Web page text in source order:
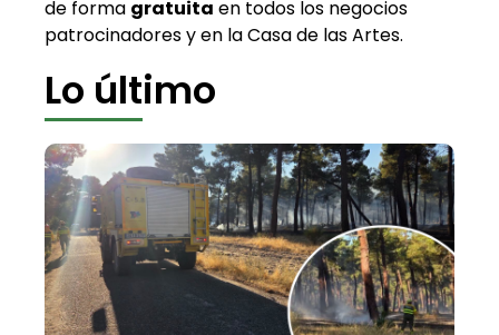
de forma gratuita en todos los negocios
patrocinadores y en la Casa de las Artes.
Lo último